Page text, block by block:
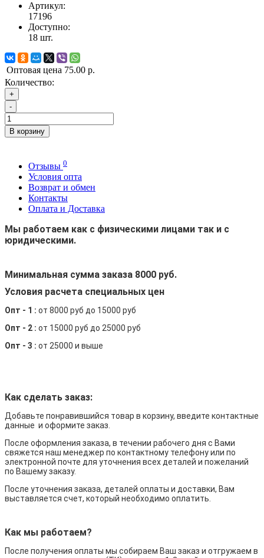
Артикул:
17196
Доступно:
18 шт.
Оптовая цена 75.00 р.
Количество:
+
-
В корзину
Отзывы 0
Условия опта
Возврат и обмен
Контакты
Оплата и Доставка
Мы работаем как с физическими лицами так и с
юридическими.
Минимальная сумма заказа 8000 руб.
Условия расчета специальных цен
Опт - 1 : от 8000 руб до 15000 руб
Опт - 2 : от 15000 руб до 25000 руб
Опт - 3 : от 25000 и выше
Как сделать заказ:
Добавьте понравившийся товар в корзину, введите контактные
данные и оформите заказ.
После оформления заказа, в течении рабочего дня с Вами
свяжется наш менеджер по контактному телефону или по
электронной почте для уточнения всех деталей и пожеланий
по Вашему заказу.
После уточнения заказа, деталей оплаты и доставки, Вам
выставляется счет, который необходимо оплатить.
Как мы работаем?
После получения оплаты мы собираем Ваш заказ и отгружаем в